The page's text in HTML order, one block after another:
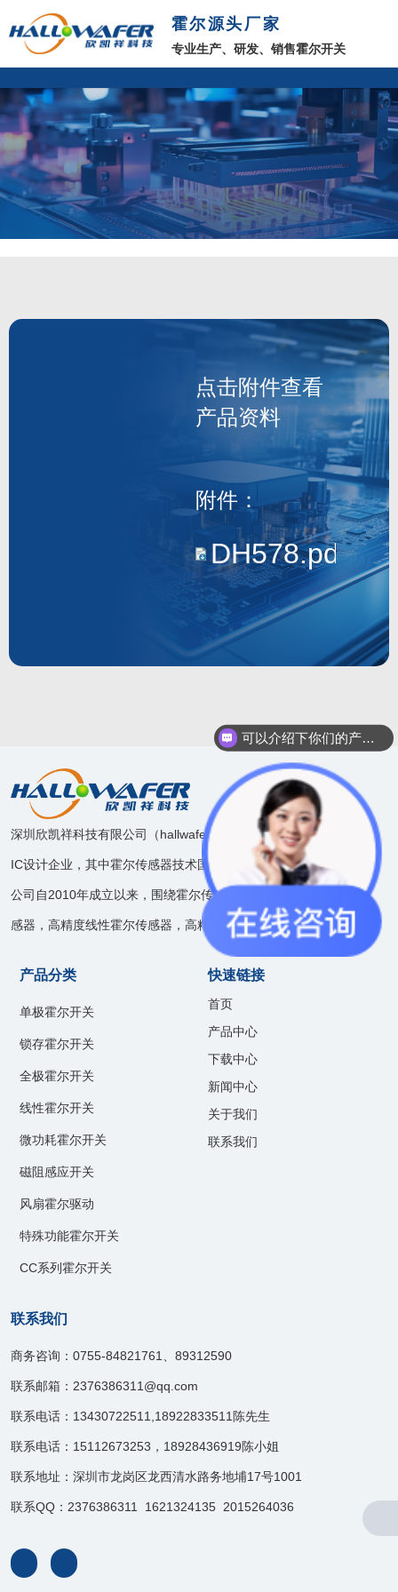
霍尔源头厂家
专业生产、研发、销售霍尔开关
点击附件查看
产品资料
附件：
DH578.pdf
深圳欣凯祥科技有限公司（hallwafer），是一家模拟和混合信号
IC设计企业，其中霍尔传感器技术国内领先。
公司自2010年成立以来，围绕霍尔传感器技术开发了速度位置传
感器，高精度线性霍尔传感器，高精度电流传感器等产品线。
产品分类
单极霍尔开关
锁存霍尔开关
全极霍尔开关
线性霍尔开关
微功耗霍尔开关
磁阻感应开关
风扇霍尔驱动
特殊功能霍尔开关
CC系列霍尔开关
快速链接
首页
产品中心
下载中心
新闻中心
关于我们
联系我们
联系我们
商务咨询：0755-84821761、89312590
联系邮箱：2376386311@qq.com
联系电话：13430722511,18922833511陈先生
联系电话：15112673253，18928436919陈小姐
联系地址：深圳市龙岗区龙西清水路务地埔17号1001
联系QQ：2376386311 1621324135 2015264036
可以介绍下你们的产品么？